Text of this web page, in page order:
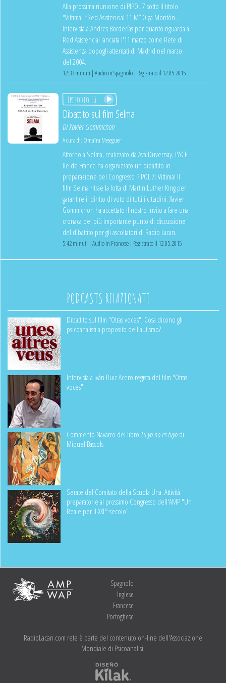
Alla prossima riunione di PIPOL 7 sotto il titolo
"Vittima" “Red Asistencial 11 M” Olga Montòn .
Intervista a Andres Borderías per quanto riguarda a
Red Asistencial lanciata l'11 marzo come Rete di
Assistenza dopogli attentati di Madrid nel marzo
del 2004.
12:33 minuti | Audio in Spagnolo | Registrato il 12.05.2015
Episodio 10
Dibattito sul film Selma
DiXavier Gommichon
A cura di: Omaïra Meseguer
Attorno a Selma, realizzato da Ava Duvernay, l'ACF
Ile de France ha organizzato un dibattito in
preparazione del Congresso PIPOL 7: Vittima! Il
film Selma ritrae la lotta di Martin Luther King per
garantire il diritto di voto di tutti i cittadini. Xavier
Gommichon ha accettato il nostro invito a fare una
cronaca del più importante punto di discussione
del dibattito per gli ascoltatori di Radio Lacan.
5:42 minuti | Audio in Francese | Registrato il 12.05.2015
PODCASTS RELAZIONATI
Dibattito sul film "Otras voces", Cosa dicono gli
psicoanalisti a proposito dell'autismo?
Intervista a Iván Ruiz Acero regista del film "Otras
voces"
Commento Navarro del libro Tu yo no es tuyo di
Miquel Bassols
Serate del Comitato della Scuola Una. Attività
preparatorie al prossimo Congresso dell'AMP "Un
Reale per il XXI° secolo"
Spagnolo
Inglese
Francese
Portoghese
RadioLacan.com rete è parte del contenuto on-line dell'Associazione
Mondiale di Psicoanalisi.